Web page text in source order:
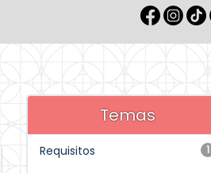
Temas
1
Requisitos